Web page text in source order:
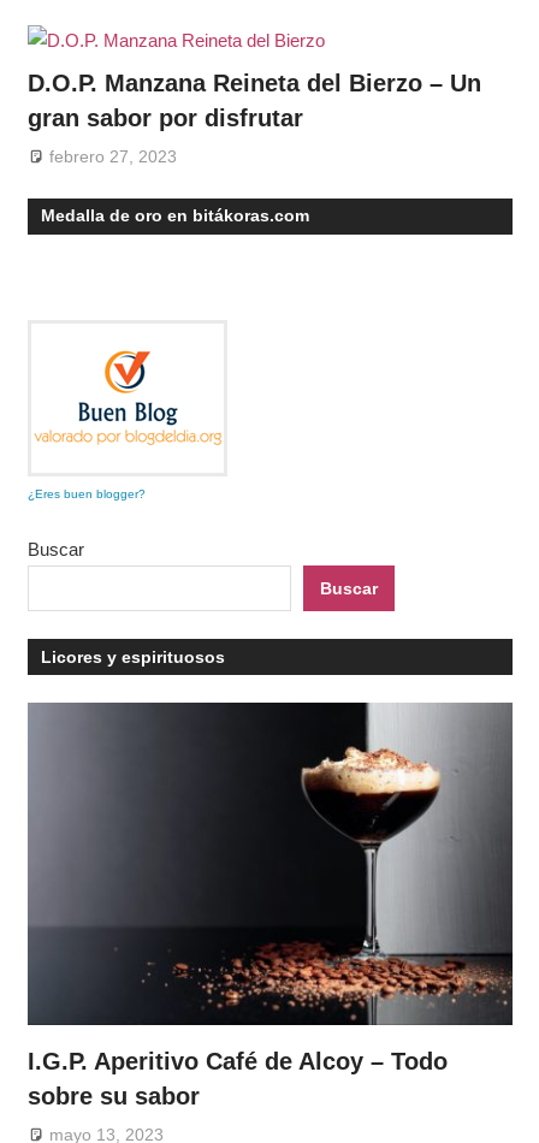
D.O.P. Manzana Reineta del Bierzo – Un
gran sabor por disfrutar
febrero 27, 2023
Medalla de oro en bitákoras.com
¿Eres buen blogger?
Buscar
Buscar
Licores y espirituosos
I.G.P. Aperitivo Café de Alcoy – Todo
sobre su sabor
mayo 13, 2023